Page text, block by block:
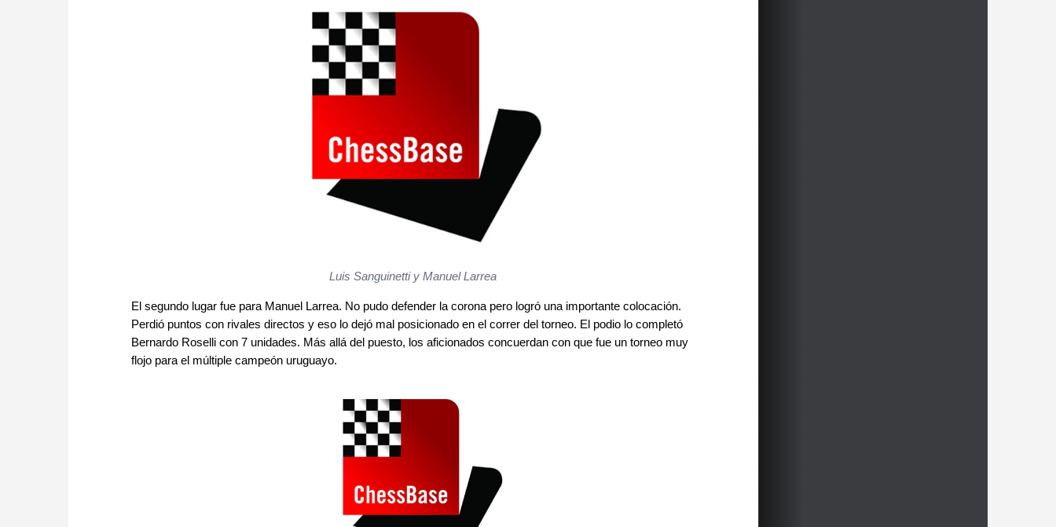
Luis Sanguinetti y Manuel Larrea
El segundo lugar fue para Manuel Larrea. No pudo defender la corona pero logró una importante colocación.
Perdió puntos con rivales directos y eso lo dejó mal posicionado en el correr del torneo. El podio lo completó
Bernardo Roselli con 7 unidades. Más allá del puesto, los aficionados concuerdan con que fue un torneo muy
flojo para el múltiple campeón uruguayo.